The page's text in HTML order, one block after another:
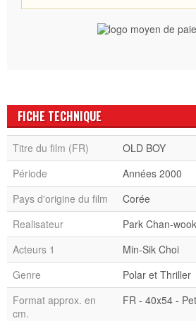
FICHE TECHNIQUE
Titre du film (FR)
OLD BOY
Période
Années 2000
Pays d'origine du film
Corée
Realisateur
Park Chan-wook
Acteurs 1
Min-Sik Choi
Genre
Polar et Thriller
Format approx. en
cm.
FR - 40x54 -